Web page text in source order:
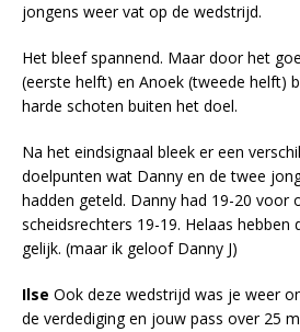
jongens weer vat op de wedstrijd.
Het bleef spannend. Maar door het
(eerste helft) en Anoek (tweede helft)
harde schoten buiten het doel.
Na het eindsignaal bleek er een
doelpunten wat Danny en de twee
hadden geteld. Danny had 19-20 voor
scheidsrechters 19-19. Helaas hebben
gelijk. (maar ik geloof Danny J)
Ilse Ook deze wedstrijd was je weer
de verdediging en jouw pass over 25